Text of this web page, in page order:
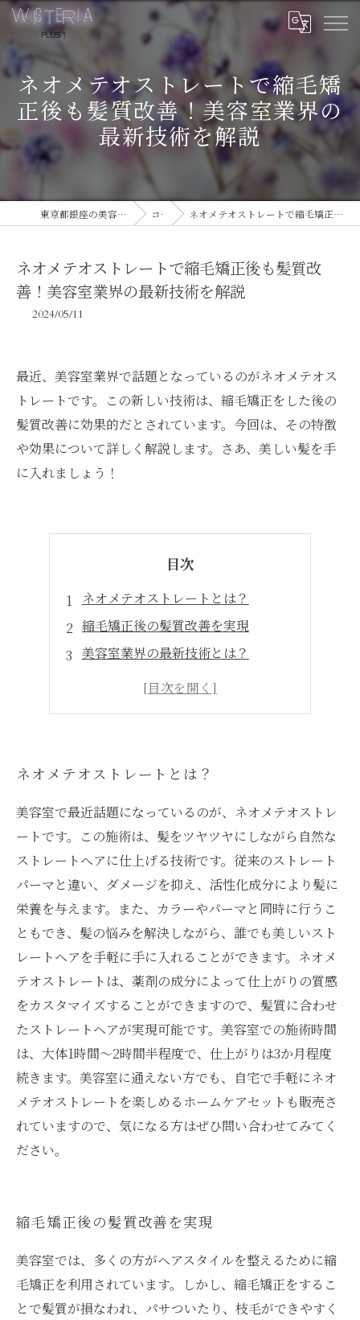
ネオメテオストレートで縮毛矯
正後も髪質改善！美容室業界の
最新技術を解説
東京都銀座の美容室ならWISTERIA PLUS 1 コラム ネオメテオストレートで縮毛矯正後も髪質改善！美容室業界の最新技術を解説
ネオメテオストレートで縮毛矯正後も髪質改
善！美容室業界の最新技術を解説
2024/05/11
最近、美容室業界で話題となっているのがネオメテオス
トレートです。この新しい技術は、縮毛矯正をした後の
髪質改善に効果的だとされています。今回は、その特徴
や効果について詳しく解説します。さあ、美しい髪を手
に入れましょう！
目次
ネオメテオストレートとは？
縮毛矯正後の髪質改善を実現
美容室業界の最新技術とは？
施術の流れを解説
ネオメテオストレートとは？
美容室で最近話題になっているのが、ネオメテオストレ
ートです。この施術は、髪をツヤツヤにしながら自然な
ストレートヘアに仕上げる技術です。従来のストレート
パーマと違い、ダメージを抑え、活性化成分により髪に
栄養を与えます。また、カラーやパーマと同時に行うこ
ともでき、髪の悩みを解決しながら、誰でも美しいスト
レートヘアを手軽に手に入れることができます。ネオメ
テオストレートは、薬剤の成分によって仕上がりの質感
をカスタマイズすることができますので、髪質に合わせ
たストレートヘアが実現可能です。美容室での施術時間
は、大体1時間～2時間半程度で、仕上がりは3か月程度
続きます。美容室に通えない方でも、自宅で手軽にネオ
メテオストレートを楽しめるホームケアセットも販売さ
れていますので、気になる方はぜひ問い合わせてみてく
ださい。
縮毛矯正後の髪質改善を実現
美容室では、多くの方がヘアスタイルを整えるために縮
毛矯正を利用されています。しかし、縮毛矯正をするこ
とで髪質が損なわれ、パサついたり、枝毛ができやすく